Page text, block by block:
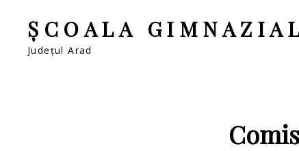
ȘCOALA
Județul Arad